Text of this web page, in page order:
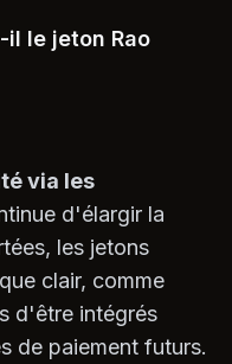
le jeton Rao
via les
d'élargir la
les jetons
clair, comme
d'être intégrés
de paiement futurs.